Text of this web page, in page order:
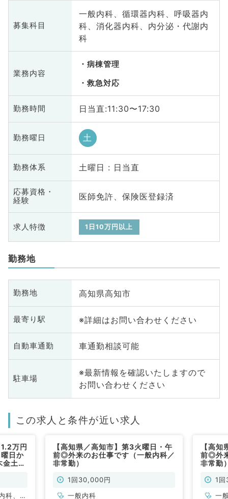
募集科目
一般内科、循環器内科、呼吸器内
科、消化器内科、内分泌・代謝内
科
業務内容
病棟管理
救急対応
勤務時間 日当直:11:30〜17:30
勤務曜日 土
勤務体系 土曜日 : 日当直
応募資格・
経験
医師免許、保険医登録済
求人特徴 1日10万円以上
勤務地
勤務地 高知県高知市
最寄り駅 ※詳細はお問い合わせください
自動車通勤 車通勤相談可能
駐車場
※最新情報を確認いたしますので
お問い合わせください
この求人と条件が近い求人
万円
日か
土日
科、外
【高知県／高知市】第3火曜日・午
前◎外来のお仕事です（一般内科／
非常勤）
1回30,000円
一般内科
【高
前◎外
非常勤
1
一